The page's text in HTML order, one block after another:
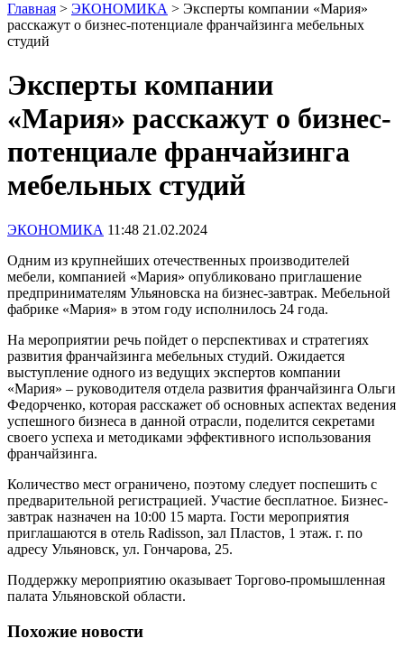
Главная > ЭКОНОМИКА > Эксперты компании «Мария»
расскажут о бизнес-потенциале франчайзинга мебельных
студий
Эксперты компании
«Мария» расскажут о бизнес-
потенциале франчайзинга
мебельных студий
ЭКОНОМИКА 11:48 21.02.2024
Одним из крупнейших отечественных производителей
мебели, компанией «Мария» опубликовано приглашение
предпринимателям Ульяновска на бизнес-завтрак. Мебельной
фабрике «Мария» в этом году исполнилось 24 года.
На мероприятии речь пойдет о перспективах и стратегиях
развития франчайзинга мебельных студий. Ожидается
выступление одного из ведущих экспертов компании
«Мария» – руководителя отдела развития франчайзинга Ольги
Федорченко, которая расскажет об основных аспектах ведения
успешного бизнеса в данной отрасли, поделится секретами
своего успеха и методиками эффективного использования
франчайзинга.
Количество мест ограничено, поэтому следует поспешить с
предварительной регистрацией. Участие бесплатное. Бизнес-
завтрак назначен на 10:00 15 марта. Гости мероприятия
приглашаются в отель Radisson, зал Пластов, 1 этаж. г. по
адресу Ульяновск, ул. Гончарова, 25.
Поддержку мероприятию оказывает Торгово-промышленная
палата Ульяновской области.
Похожие новости